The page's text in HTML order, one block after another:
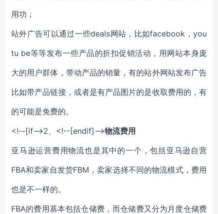
用功；
站外广告可以通过一些deals网站，比如facebook，you
tu be等等发布一些产品的折扣促销活动，用网站本身庞
大的用户群体，带动产品的销量，有的站外网站发布广告
比如带产品链接，或者是有产品图片的是收取费用的，有
的可能是免费的。
<!--[if-->2、 <!--[endif]-->物流费用
亚马逊运营费用物流也是其中的一个，包括亚马逊自营
FBA和卖家自发货FBM，卖家选择不同的物流模式，费用
也是不一样的。
FBA的费用基本包括仓储费，而仓储费又分为月度仓储费